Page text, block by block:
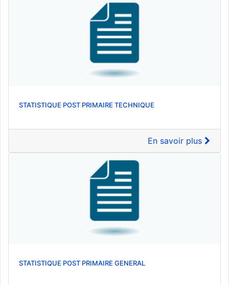
STATISTIQUE POST PRIMAIRE TECHNIQUE
En savoir plus
STATISTIQUE POST PRIMAIRE GENERAL